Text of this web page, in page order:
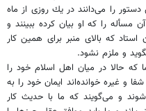
را مى‌دانند در يك روزى از ماه
مسأله را كه او بيان كرده ببينند و
كه بالاى منبر براى همين كار
و ملزم نشود.
حالا در ميان اهل اسلام خود را
و غيره خوانده‌اند ايمان خود را به
و مى‌گويند كه ما با حديث كار